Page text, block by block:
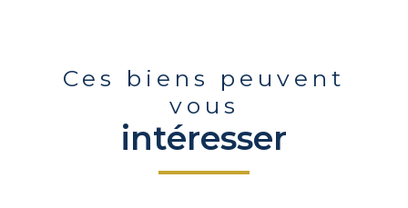
Ces biens peuvent
vous
intéresser